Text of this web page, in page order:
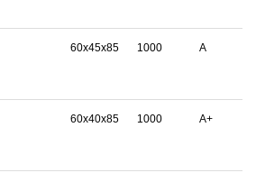
60х45х85 1000 А
60x40x85 1000 А+